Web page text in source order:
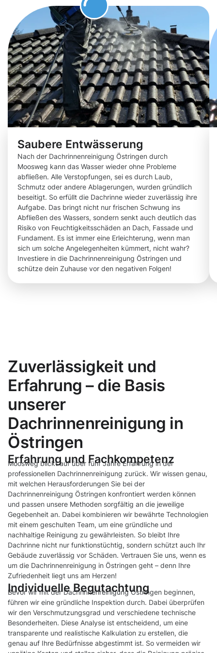
Saubere Entwässerung
Nach der Dachrinnenreinigung Östringen durch
Moosweg kann das Wasser wieder ohne Probleme
abfließen. Alle Verstopfungen, sei es durch Laub,
Schmutz oder andere Ablagerungen, wurden gründlich
beseitigt. So erfüllt die Dachrinne wieder zuverlässig ihre
Aufgabe. Das bringt nicht nur frischen Schwung ins
Abfließen des Wassers, sondern senkt auch deutlich das
Risiko von Feuchtigkeitsschäden an Dach, Fassade und
Fundament. Es ist immer eine Erleichterung, wenn man
sich um solche Angelegenheiten kümmert, nicht wahr?
Investiere in die Dachrinnenreinigung Östringen und
schütze dein Zuhause vor den negativen Folgen!
Zuverlässigkeit und
Erfahrung – die Basis
unserer
Dachrinnenreinigung in
Östringen
Erfahrung und Fachkompetenz
Moosweg blickt auf über fünf Jahre Erfahrung in der
professionellen Dachrinnenreinigung zurück. Wir wissen genau,
mit welchen Herausforderungen Sie bei der
Dachrinnenreinigung Östringen konfrontiert werden können
und passen unsere Methoden sorgfältig an die jeweilige
Gegebenheit an. Dabei kombinieren wir bewährte Technologien
mit einem geschulten Team, um eine gründliche und
nachhaltige Reinigung zu gewährleisten. So bleibt Ihre
Dachrinne nicht nur funktionstüchtig, sondern schützt auch Ihr
Gebäude zuverlässig vor Schäden. Vertrauen Sie uns, wenn es
um die Dachrinnenreinigung in Östringen geht – denn Ihre
Zufriedenheit liegt uns am Herzen!
Individuelle Begutachtung
Bevor wir mit der Dachrinnenreinigung Östringen beginnen,
führen wir eine gründliche Inspektion durch. Dabei überprüfen
wir den Verschmutzungsgrad und verschiedene technische
Besonderheiten. Diese Analyse ist entscheidend, um eine
transparente und realistische Kalkulation zu erstellen, die
genau auf Ihre Bedürfnisse abgestimmt ist. So vermeiden wir